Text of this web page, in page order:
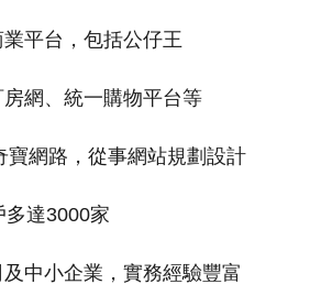
平台，包括公仔王
網、統一購物平台等
寶網路，從事網站規劃設計
多達3000家
中小企業，實務經驗豐富